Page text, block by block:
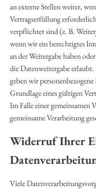
an externe Stellen weiter,
Vertragserfüllung
verpflichtet sind (z. B.
wenn wir ein berechtigtes
an der Weitergabe haben
die Datenweitergabe
geben wir
Grundlage eines gültigen
Im Falle einer gemeinsamen
gemeinsame Verarbeitung
Widerruf Ihrer
Viele